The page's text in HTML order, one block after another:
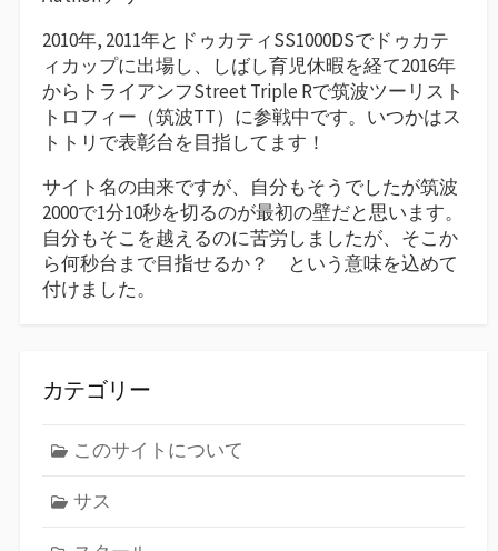
2010年, 2011年とドゥカティSS1000DSでドゥカテ
ィカップに出場し、しばし育児休暇を経て2016年
からトライアンフStreet Triple Rで筑波ツーリスト
トロフィー（筑波TT）に参戦中です。いつかはス
トトリで表彰台を目指してます！
サイト名の由来ですが、自分もそうでしたが筑波
2000で1分10秒を切るのが最初の壁だと思います。
自分もそこを越えるのに苦労しましたが、そこか
ら何秒台まで目指せるか？ という意味を込めて
付けました。
カテゴリー
このサイトについて
サス